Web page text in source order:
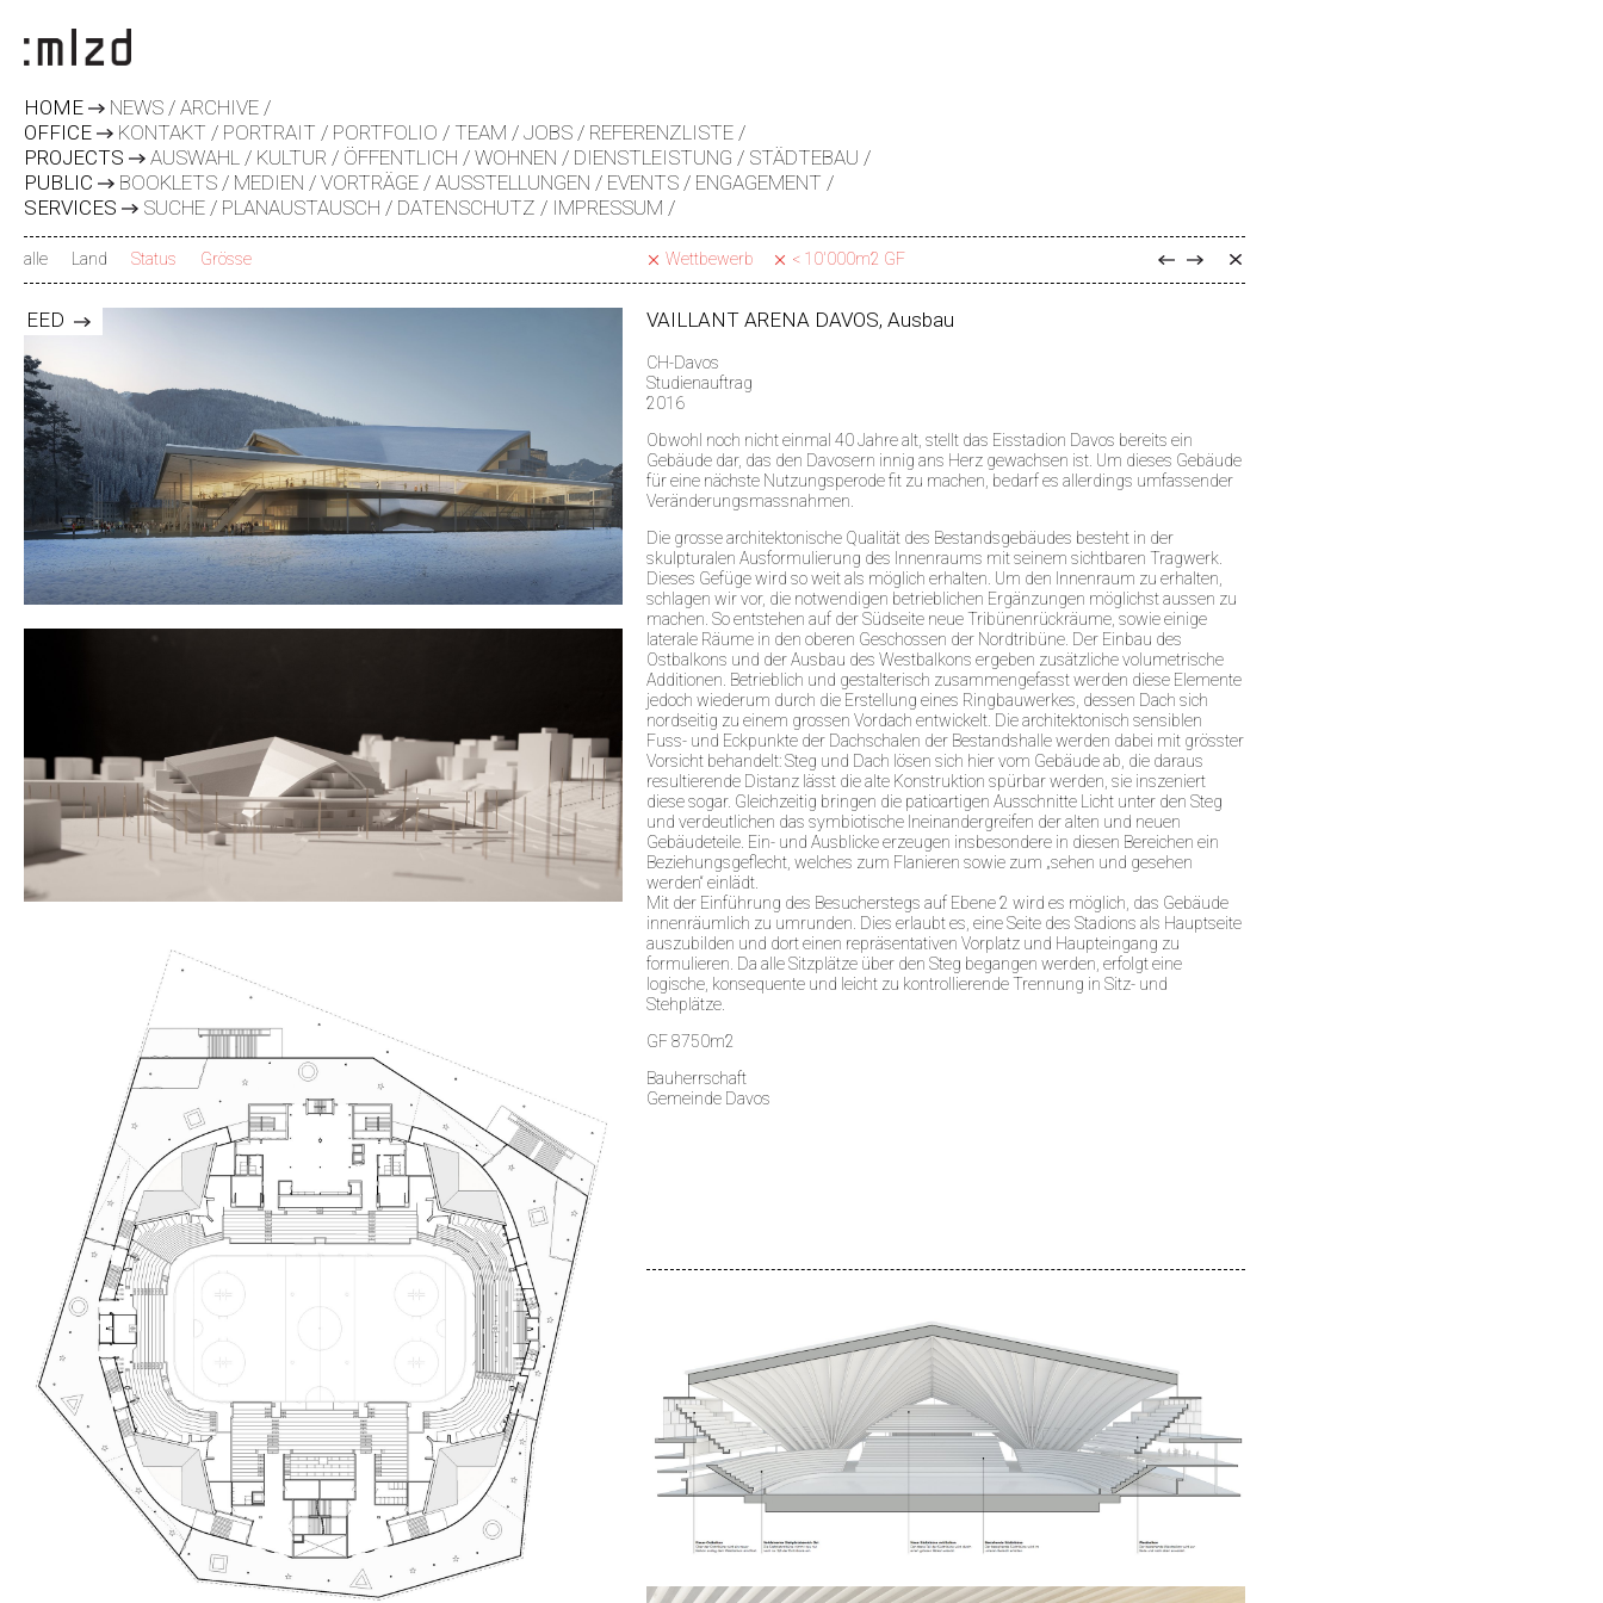
HOME NEWS
ARCHIVE
OFFICE
KONTAKT PORTRAIT PORTFOLIO TEAM JOBS
REFERENZLISTE
PROJECTS
AUSWAHL KULTUR ÖFFENTLICH WOHNEN DIENSTLEISTUNG
STÄDTEBAU
PUBLIC
BOOKLETS MEDIEN VORTRÄGE AUSSTELLUNGEN EVENTS
ENGAGEMENT
SERVICES
SUCHE PLANAUSTAUSCH DATENSCHUTZ IMPRESSUM
alle Land Status Grösse Wettbewerb < 10'000m2 GF
EED VAILLANT ARENA DAVOS, Ausbau
CH-Davos
Studienauftrag
2016
Obwohl noch nicht einmal 40 Jahre alt, stellt das Eisstadion Davos bereits ein
Gebäude dar, das den Davosern innig ans Herz gewachsen ist. Um dieses Gebäude
für eine nächste Nutzungsperode fit zu machen, bedarf es allerdings umfassender
Veränderungsmassnahmen.
Die grosse architektonische Qualität des Bestandsgebäudes besteht in der
skulpturalen Ausformulierung des Innenraums mit seinem sichtbaren Tragwerk.
Dieses Gefüge wird so weit als möglich erhalten. Um den Innenraum zu erhalten,
schlagen wir vor, die notwendigen betrieblichen Ergänzungen möglichst aussen zu
machen. So entstehen auf der Südseite neue Tribünenrückräume, sowie einige
laterale Räume in den oberen Geschossen der Nordtribüne. Der Einbau des
Ostbalkons und der Ausbau des Westbalkons ergeben zusätzliche volumetrische
Additionen. Betrieblich und gestalterisch zusammengefasst werden diese Elemente
jedoch wiederum durch die Erstellung eines Ringbauwerkes, dessen Dach sich
nordseitig zu einem grossen Vordach entwickelt. Die architektonisch sensiblen
Fuss- und Eckpunkte der Dachschalen der Bestandshalle werden dabei mit grösster
Vorsicht behandelt: Steg und Dach lösen sich hier vom Gebäude ab, die daraus
resultierende Distanz lässt die alte Konstruktion spürbar werden, sie inszeniert
diese sogar. Gleichzeitig bringen die patioartigen Ausschnitte Licht unter den Steg
und verdeutlichen das symbiotische Ineinandergreifen der alten und neuen
Gebäudeteile. Ein- und Ausblicke erzeugen insbesondere in diesen Bereichen ein
Beziehungsgeflecht, welches zum Flanieren sowie zum „sehen und gesehen
werden“ einlädt.
Mit der Einführung des Besucherstegs auf Ebene 2 wird es möglich, das Gebäude
innenräumlich zu umrunden. Dies erlaubt es, eine Seite des Stadions als Hauptseite
auszubilden und dort einen repräsentativen Vorplatz und Haupteingang zu
formulieren. Da alle Sitzplätze über den Steg begangen werden, erfolgt eine
logische, konsequente und leicht zu kontrollierende Trennung in Sitz- und
Stehplätze.
GF 8750m2
Bauherrschaft
Gemeinde Davos